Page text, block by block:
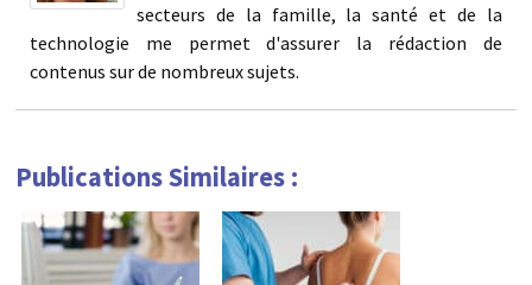
secteurs de la famille, la santé et de la
technologie me permet d'assurer la rédaction de
contenus sur de nombreux sujets.
Publications Similaires :